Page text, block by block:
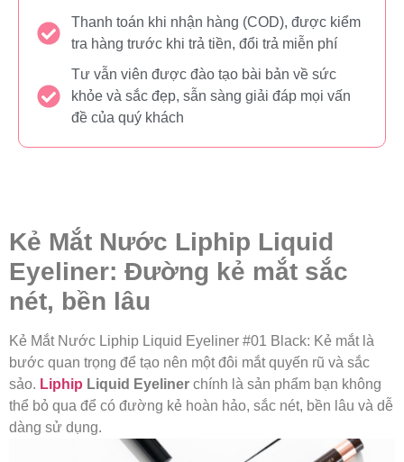
Thanh toán khi nhận hàng (COD), được kiểm
tra hàng trước khi trả tiền, đổi trả miễn phí
Tư vẫn viên được đào tạo bài bản về sức
khỏe và sắc đẹp, sẫn sàng giải đáp mọi vấn
đề của quý khách
Kẻ Mắt Nước Liphip Liquid
Eyeliner: Đường kẻ mắt sắc
nét, bền lâu
Kẻ Mắt Nước Liphip Liquid Eyeliner #01 Black: Kẻ mắt là
bước quan trọng để tạo nên một đôi mắt quyến rũ và sắc
sảo. Liphip Liquid Eyeliner chính là sản phẩm bạn không
thể bỏ qua để có đường kẻ hoàn hảo, sắc nét, bền lâu và dễ
dàng sử dụng.